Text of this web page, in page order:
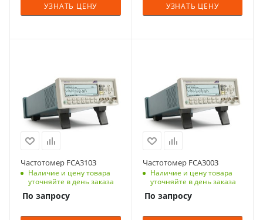
УЗНАТЬ ЦЕНУ УЗНАТЬ ЦЕНУ
Частотомер FCA3103
Наличие и цену товара
уточняйте в день заказа
По запросу
Частотомер FCA3003
Наличие и цену товара
уточняйте в день заказа
По запросу